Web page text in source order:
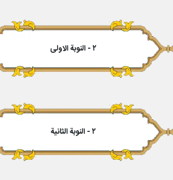
۲ - النوبة الاولى
۲ - النوبة الثانیة